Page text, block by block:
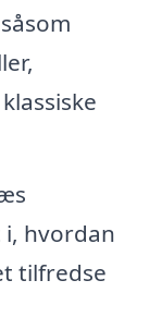
i, hvordan
tilfredse